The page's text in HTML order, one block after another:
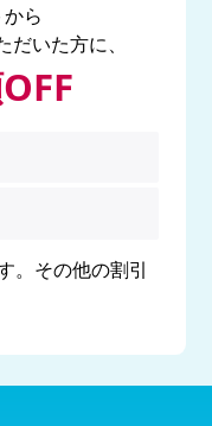
ら
いた方に、
。その他の割引